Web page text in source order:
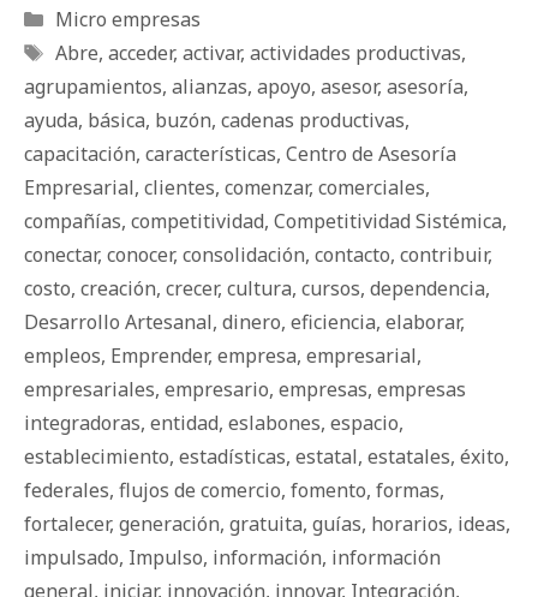
Categorías
Micro empresas
Etiquetas
Abre, acceder, activar, actividades productivas,
agrupamientos, alianzas, apoyo, asesor, asesoría,
ayuda, básica, buzón, cadenas productivas,
capacitación, características, Centro de Asesoría
Empresarial, clientes, comenzar, comerciales,
compañías, competitividad, Competitividad Sistémica,
conectar, conocer, consolidación, contacto, contribuir,
costo, creación, crecer, cultura, cursos, dependencia,
Desarrollo Artesanal, dinero, eficiencia, elaborar,
empleos, Emprender, empresa, empresarial,
empresariales, empresario, empresas, empresas
integradoras, entidad, eslabones, espacio,
establecimiento, estadísticas, estatal, estatales, éxito,
federales, flujos de comercio, fomento, formas,
fortalecer, generación, gratuita, guías, horarios, ideas,
impulsado, Impulso, información, información
general, iniciar, innovación, innovar, Integración,